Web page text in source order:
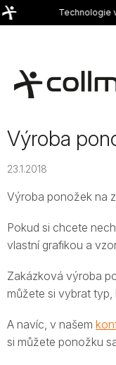
Přejít
na
Technologie
Výroba
23.1.2018
Výroba ponožek na
Pokud si chcete
vlastní grafikou a
Zakázková výroba
můžete si vybrat typ,
A navíc, v našem
si můžete ponožku